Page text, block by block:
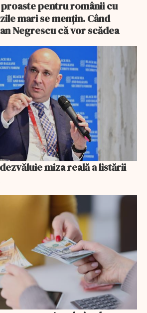
mari se mențin. Când
Negrescu că vor scădea
miza reală a listării